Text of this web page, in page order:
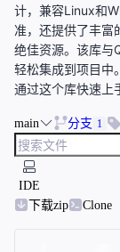
计，兼容Linux和
准，还提供了丰富
绝佳资源。该库与
轻松集成到项目中
通过这个库快速上
main 分支 1
IDE
下载zip
Clone